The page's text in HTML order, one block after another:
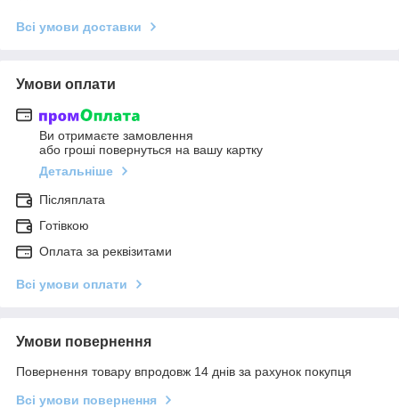
Всі умови доставки
Умови оплати
Ви отримаєте замовлення
або гроші повернуться на вашу картку
Детальніше
Післяплата
Готівкою
Оплата за реквізитами
Всі умови оплати
Умови повернення
Повернення товару впродовж 14 днів за рахунок покупця
Всі умови повернення